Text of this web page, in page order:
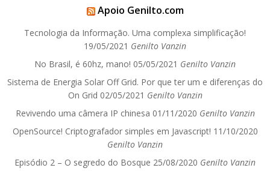
Apoio Genilto.com
Tecnologia da Informação. Uma complexa simplificação!
19/05/2021 Genilto Vanzin
No Brasil, é 60hz, mano! 05/05/2021 Genilto Vanzin
Sistema de Energia Solar Off Grid. Por que ter um e diferenças do
On Grid 02/05/2021 Genilto Vanzin
Revivendo uma câmera IP chinesa 01/11/2020 Genilto Vanzin
OpenSource! Criptografador simples em Javascript! 11/10/2020
Genilto Vanzin
Episódio 2 – O segredo do Bosque 25/08/2020 Genilto Vanzin